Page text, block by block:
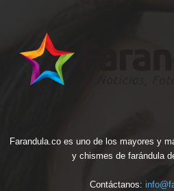
Farandula.co es uno de los mayores y
y chismes de farándula
Contáctanos: